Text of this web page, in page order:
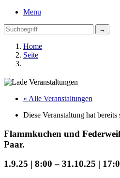
Menu
Home
Seite
« Alle Veranstaltungen
Diese Veranstaltung hat bereits
Flammkuchen und
Paar.
1.9.25 | 8:00 – 31.10.25 |